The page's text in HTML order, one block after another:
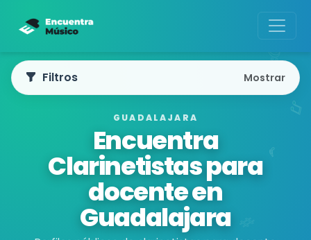
GUADALAJARA
Encuentra
Clarinetistas para
docente en
Guadalajara
Filtros Mostrar